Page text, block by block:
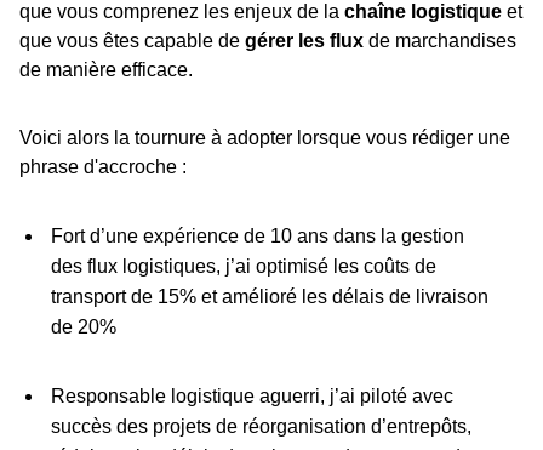
que vous comprenez les enjeux de la chaîne logistique et
que vous êtes capable de gérer les flux de marchandises
de manière efficace.
Voici alors la tournure à adopter lorsque vous rédiger une
phrase d'accroche :
Fort d’une expérience de 10 ans dans la gestion
des flux logistiques, j’ai optimisé les coûts de
transport de 15% et amélioré les délais de livraison
de 20%
Responsable logistique aguerri, j’ai piloté avec
succès des projets de réorganisation d’entrepôts,